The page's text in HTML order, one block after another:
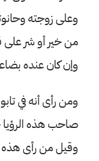
وعلى زوجته
من خير أو شر على
وإن كان عنده
ومن رأى أنه في
صاحب هذه الرؤيا
وقيل من رأى هذه